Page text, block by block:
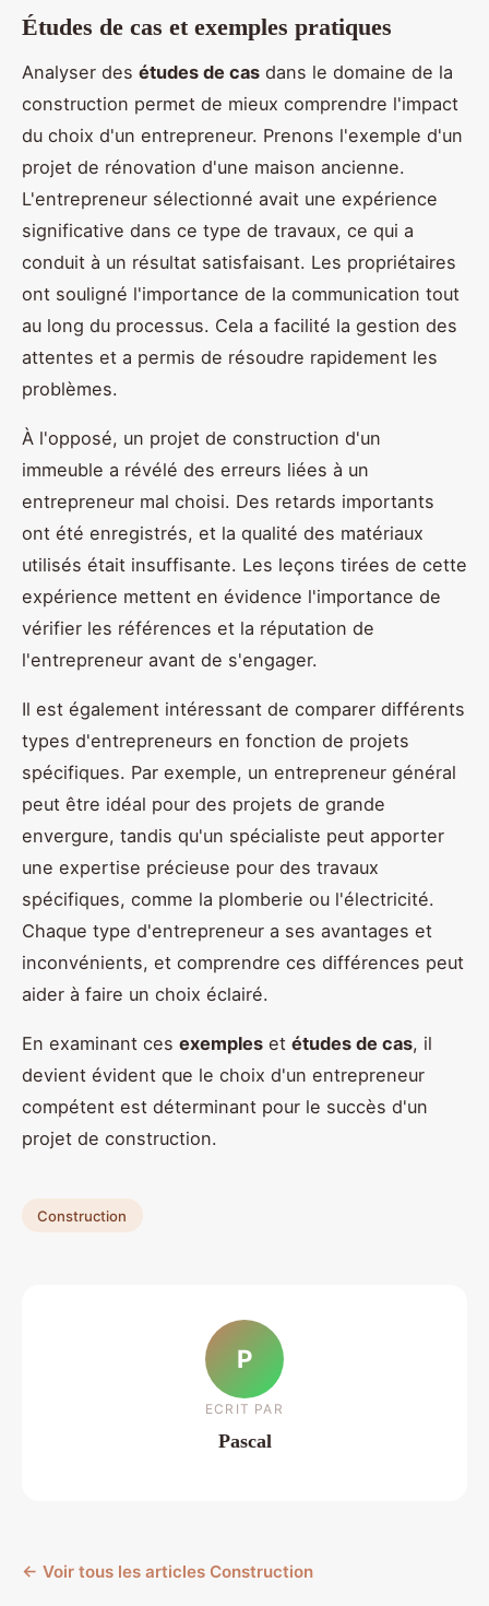
Études de cas et exemples pratiques
Analyser des études de cas dans le domaine de la
construction permet de mieux comprendre l'impact
du choix d'un entrepreneur. Prenons l'exemple d'un
projet de rénovation d'une maison ancienne.
L'entrepreneur sélectionné avait une expérience
significative dans ce type de travaux, ce qui a
conduit à un résultat satisfaisant. Les propriétaires
ont souligné l'importance de la communication tout
au long du processus. Cela a facilité la gestion des
attentes et a permis de résoudre rapidement les
problèmes.
À l'opposé, un projet de construction d'un
immeuble a révélé des erreurs liées à un
entrepreneur mal choisi. Des retards importants
ont été enregistrés, et la qualité des matériaux
utilisés était insuffisante. Les leçons tirées de cette
expérience mettent en évidence l'importance de
vérifier les références et la réputation de
l'entrepreneur avant de s'engager.
Il est également intéressant de comparer différents
types d'entrepreneurs en fonction de projets
spécifiques. Par exemple, un entrepreneur général
peut être idéal pour des projets de grande
envergure, tandis qu'un spécialiste peut apporter
une expertise précieuse pour des travaux
spécifiques, comme la plomberie ou l'électricité.
Chaque type d'entrepreneur a ses avantages et
inconvénients, et comprendre ces différences peut
aider à faire un choix éclairé.
En examinant ces exemples et études de cas, il
devient évident que le choix d'un entrepreneur
compétent est déterminant pour le succès d'un
projet de construction.
Construction
P
ECRIT PAR
Pascal
← Voir tous les articles Construction